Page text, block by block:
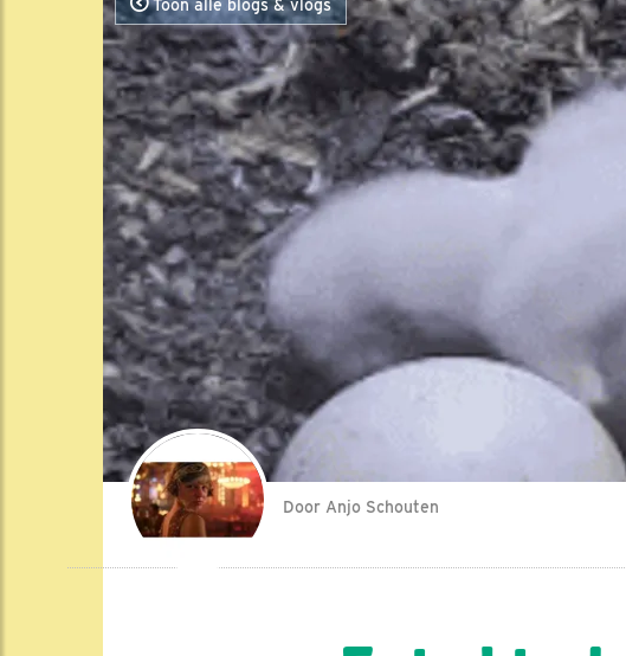
Toon alle blogs & vlogs
Door Anjo Schouten